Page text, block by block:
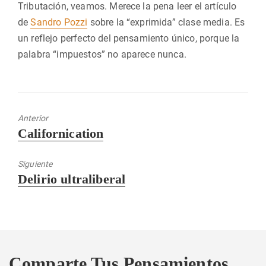
Tributación, veamos. Merece la pena leer el artículo
deSandro Pozzi sobre la “exprimida” clase media. Es
un reflejo perfecto del pensamiento único, porque la
palabra “impuestos” no aparece nunca.
Anterior
Entrada
Californication
Siguiente
Entrada
Delirio ultraliberal